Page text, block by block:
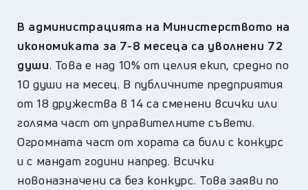
В администрацията на Министерството на
икономиката за 7-8 месеца са уволнени 72
души. Това е над 10% от целия екип, средно по
10 души на месец. В публичните предприятия
от 18 дружества в 14 са сменени всички или
голяма част от управителните съвети.
Огромната част от хората са били с конкурс
и с мандат години напред. Всички
новоназначени са без конкурс. Това заяви по